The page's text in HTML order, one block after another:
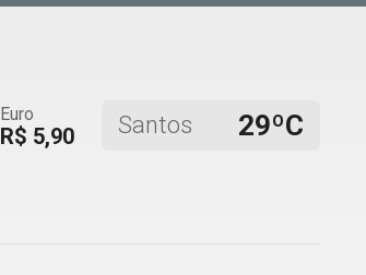
Euro
R$ 5,90 Santos 29ºC